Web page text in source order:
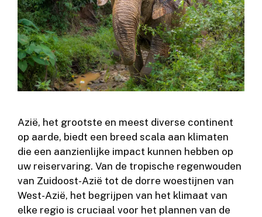
Azië, het grootste en meest diverse continent
op aarde, biedt een breed scala aan klimaten
die een aanzienlijke impact kunnen hebben op
uw reiservaring. Van de tropische regenwouden
van Zuidoost-Azië tot de dorre woestijnen van
West-Azië, het begrijpen van het klimaat van
elke regio is cruciaal voor het plannen van de